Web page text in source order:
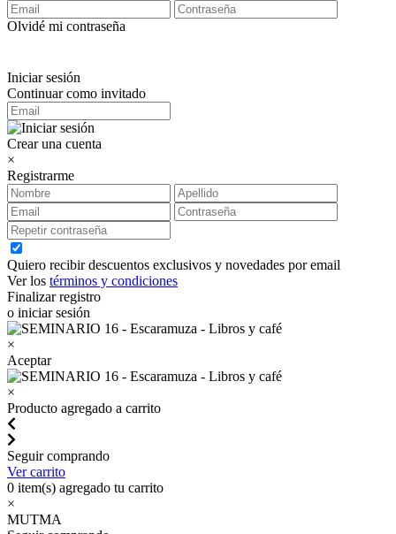
Olvidé mi contraseña
Iniciar sesión
Continuar como invitado
Crear una cuenta
×
Registrarme
Quiero recibir descuentos exclusivos y novedades por email
Ver los términos y condiciones
Finalizar registro
o iniciar sesión
×
Aceptar
×
Producto agregado a carrito
Seguir comprando
Ver carrito
0 item(s) agregado tu carrito
×
MUTMA